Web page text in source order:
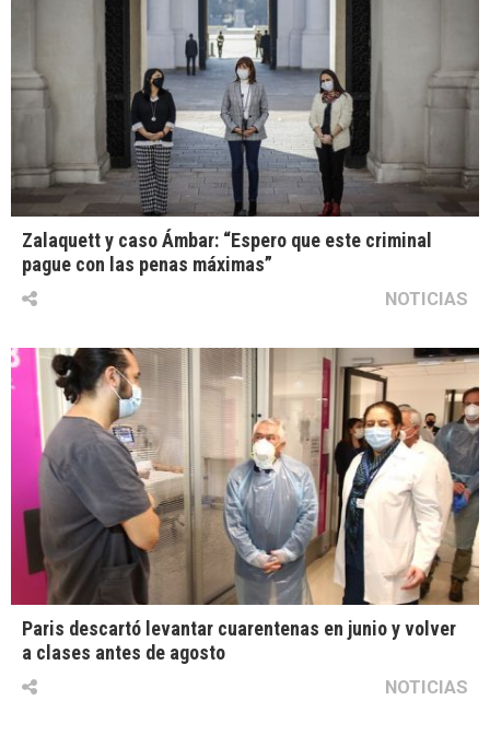
Zalaquett y caso Ámbar: “Espero que este criminal
pague con las penas máximas”
NOTICIAS
Paris descartó levantar cuarentenas en junio y volver
a clases antes de agosto
NOTICIAS